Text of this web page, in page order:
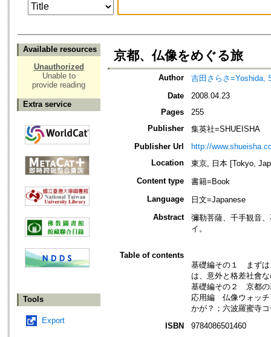
Available resources
Unauthorized
Unable to
provide reading
Extra service
Tools
Export
京都、仏像をめぐる旅
Author
吉田さらさ=Yoshida,
Date
2008.04.23
Pages
255
Publisher
集英社=SHUEISHA
Publisher Url
http://
Location
東京, 日本 [Tokyo,
Content type
書籍=Book
Language
日文=Japanese
Abstract
彌勒菩薩、千手観音
イ。
Table of contents
基礎編その１ まずは
は、意外と格差社會
基礎編その２ 京都の
応用編 仏像ウォッチ
かが？；六波羅蜜寺
ISBN
9784086501460